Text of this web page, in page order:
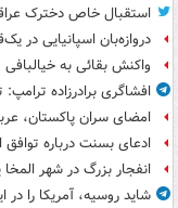
استقبال خاص دخترک
دروازه‌بان اسپانیایی در
واکنش بقائی به
افشاگری برادرزاده
امضای سران پاکستان،
ادعای بسنت درباره توافق
انفجار بزرگ در شهر
شاید روسیه، آمریکا را در